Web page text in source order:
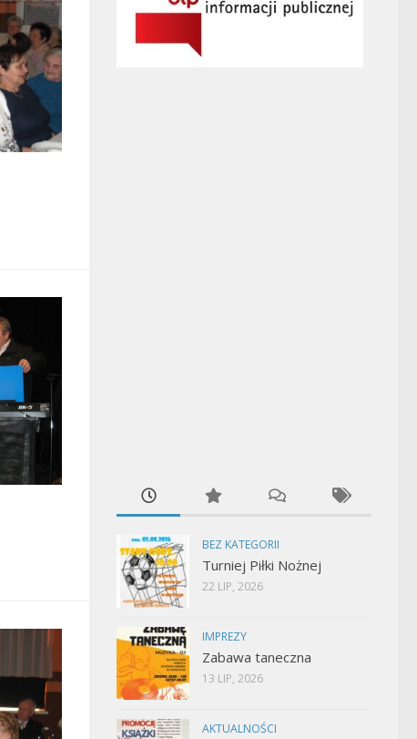
BEZ KATEGORII
Turniej Piłki Nożnej
22 LIP, 2026
IMPREZY
Zabawa taneczna
13 LIP, 2026
AKTUALNOŚCI